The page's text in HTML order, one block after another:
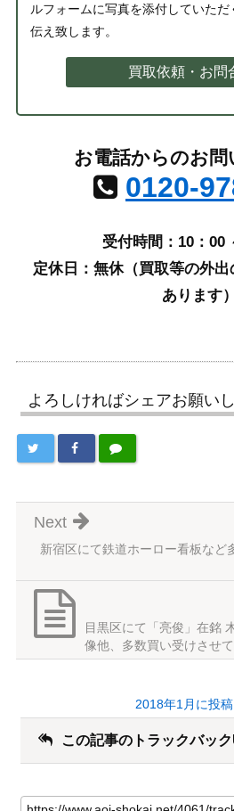
ルフォームに写真を添付していた
伝え致します。
買取依頼・お問
お電話からのお問
0120-
受付時間：10：00
定休日：無休（買取等の外
あります）
よろしければシェアお願い
新宿区にて鉄道ホーロー看板など
Next
目黒区にて「亮俊」在銘
像他、多数買い受けさせ
2018年1月に投
この記事のトラックバッ